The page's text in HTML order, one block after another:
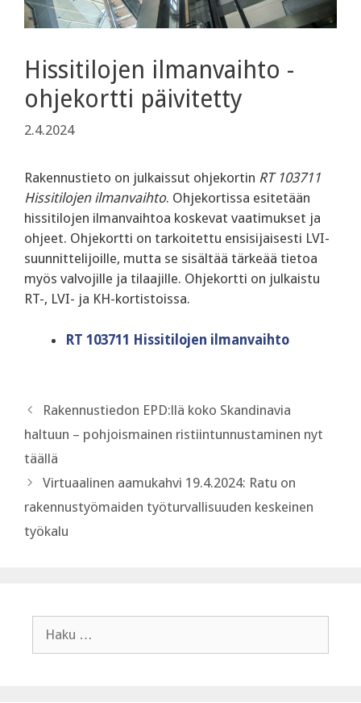
Hissitilojen ilmanvaihto -
ohjekortti päivitetty
2.4.2024
Rakennustieto on julkaissut ohjekortin RT 103711
Hissitilojen ilmanvaihto. Ohjekortissa esitetään
hissitilojen ilmanvaihtoa koskevat vaatimukset ja
ohjeet. Ohjekortti on tarkoitettu ensisijaisesti LVI-
suunnittelijoille, mutta se sisältää tärkeää tietoa
myös valvojille ja tilaajille. Ohjekortti on julkaistu
RT-, LVI- ja KH-kortistoissa.
RT 103711 Hissitilojen ilmanvaihto
Rakennustiedon EPD:llä koko Skandinavia
haltuun – pohjoismainen ristiintunnustaminen nyt
täällä
Virtuaalinen aamukahvi 19.4.2024: Ratu on
rakennustyömaiden työturvallisuuden keskeinen
työkalu